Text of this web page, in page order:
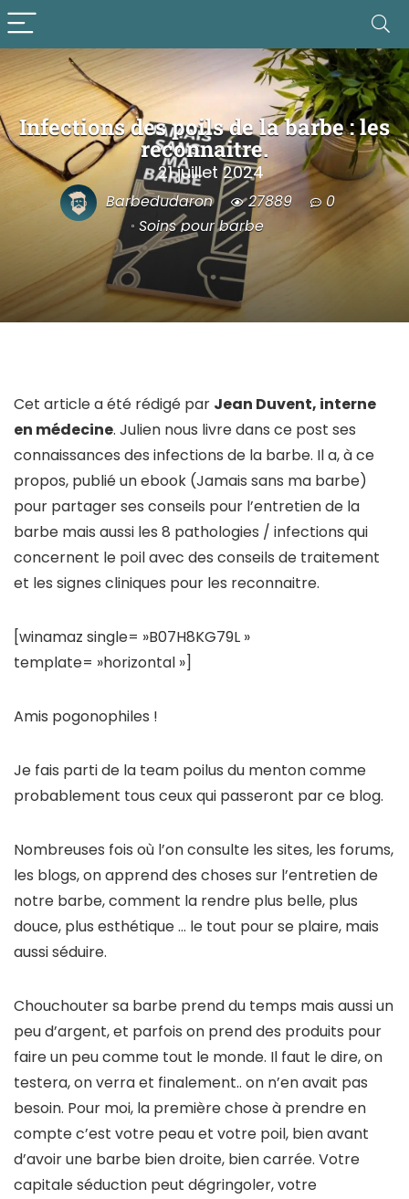
Infections des poils de la barbe : les
reconnaitre.
21 juillet 2024
Barbedudaron 27889
0
Soins pour barbe
Cet article a été rédigé par Jean Duvent, interne
en médecine. Julien nous livre dans ce post ses
connaissances des infections de la barbe. Il a, à ce
propos, publié un ebook (Jamais sans ma barbe)
pour partager ses conseils pour l’entretien de la
barbe mais aussi les 8 pathologies / infections qui
concernent le poil avec des conseils de traitement
et les signes cliniques pour les reconnaitre.
[winamaz single= »B07H8KG79L »
template= »horizontal »]
Amis pogonophiles !
Je fais parti de la team poilus du menton comme
probablement tous ceux qui passeront par ce blog.
Nombreuses fois où l’on consulte les sites, les forums,
les blogs, on apprend des choses sur l’entretien de
notre barbe, comment la rendre plus belle, plus
douce, plus esthétique … le tout pour se plaire, mais
aussi séduire.
Chouchouter sa barbe prend du temps mais aussi un
peu d’argent, et parfois on prend des produits pour
faire un peu comme tout le monde. Il faut le dire, on
testera, on verra et finalement.. on n’en avait pas
besoin. Pour moi, la première chose à prendre en
compte c’est votre peau et votre poil, bien avant
d’avoir une barbe bien droite, bien carrée. Votre
capitale séduction peut dégringoler, votre